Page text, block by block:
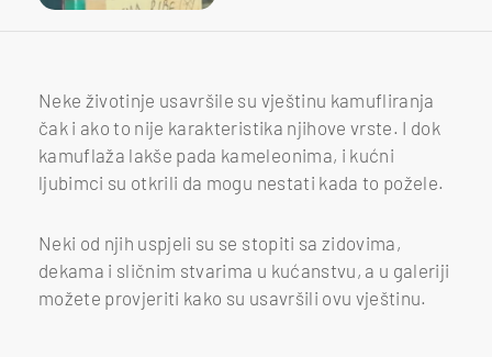
Neke životinje usavršile su vještinu kamufliranja
čak i ako to nije karakteristika njihove vrste. I dok
kamuflaža lakše pada kameleonima, i kućni
ljubimci su otkrili da mogu nestati kada to požele.
Neki od njih uspjeli su se stopiti sa zidovima,
dekama i sličnim stvarima u kućanstvu, a u galeriji
možete provjeriti kako su usavršili ovu vještinu.